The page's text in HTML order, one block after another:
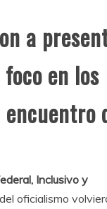
a
en los
Inclusivo y
oficialismo